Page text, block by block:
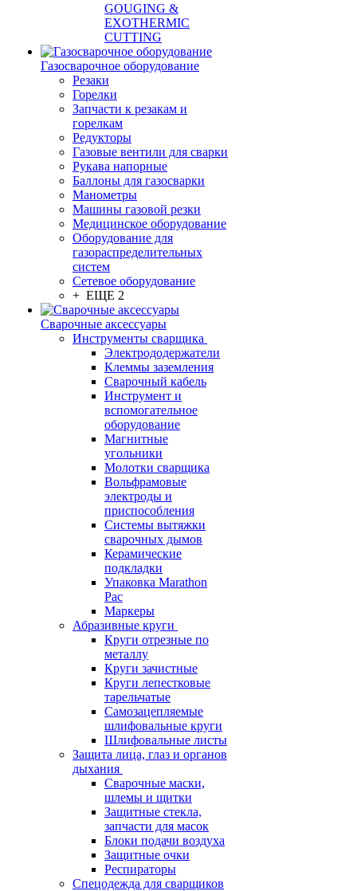
GOUGING &
EXOTHERMIC
CUTTING
Газосварочное оборудование
Резаки
Горелки
Запчасти к резакам и
горелкам
Редукторы
Газовые вентили для сварки
Рукава напорные
Баллоны для газосварки
Манометры
Машины газовой резки
Медицинское оборудование
Оборудование для
газораспределительных
систем
Сетевое оборудование
+ ЕЩЕ 2
Сварочные аксессуары
Инструменты сварщика
Электрододержатели
Клеммы заземления
Сварочный кабель
Инструмент и
вспомогательное
оборудование
Магнитные
угольники
Молотки сварщика
Вольфрамовые
электроды и
приспособления
Системы вытяжки
сварочных дымов
Керамические
подкладки
Упаковка Marathon
Pac
Маркеры
Абразивные круги
Круги отрезные по
металлу
Круги зачистные
Круги лепестковые
тарельчатые
Самозацепляемые
шлифовальные круги
Шлифовальные листы
Защита лица, глаз и органов
дыхания
Сварочные маски,
шлемы и щитки
Защитные стекла,
запчасти для масок
Блоки подачи воздуха
Защитные очки
Респираторы
Спецодежда для сварщиков